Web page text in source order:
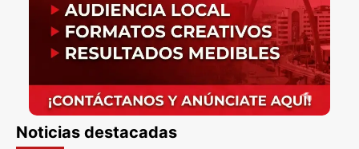
Noticias destacadas